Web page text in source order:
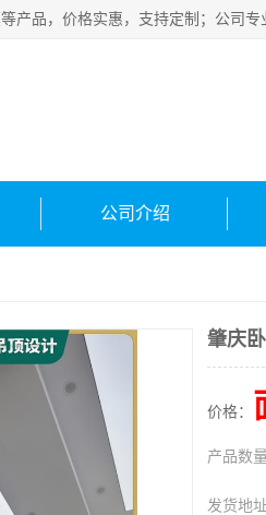
公司介绍
肇庆
价格：
产品数量
发货地址